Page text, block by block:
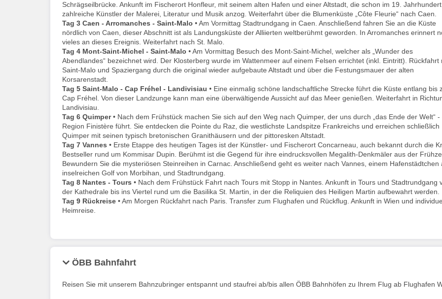
Schrägseilbrücke. Ankunft im Fischerort Honfleur, mit seinem alten Hafen und einer Altstadt, die schon im 19. Jahrhundert
zahlreiche Künstler der Malerei, Literatur und Musik anzog. Weiterfahrt über die Blumenküste „Côte Fleurie“ nach Caen.
Tag 3 Caen - Arromanches - Saint-Malo • Am Vormittag Stadtrundgang in Caen. Anschließend fahren Sie an die Küste
nördlich von Caen, dieser Abschnitt ist als Landungsküste der Alliierten weltberühmt geworden. In Arromanches erinnert
vieles an dieses Ereignis. Weiterfahrt nach St. Malo.
Tag 4 Mont-Saint-Michel - Saint-Malo • Am Vormittag Besuch des Mont-Saint-Michel, welcher als „Wunder des
Abendlandes“ bezeichnet wird. Der Klosterberg wurde im Wattenmeer auf einem Felsen errichtet (inkl. Eintritt). Rückfahrt
Saint-Malo und Spaziergang durch die original wieder aufgebaute Altstadt und über die Festungsmauer der alten
Korsarenstadt.
Tag 5 Saint-Malo - Cap Fréhel - Landivisiau • Eine einmalig schöne landschaftliche Strecke führt die Küste entlang bis
Cap Fréhel. Von dieser Landzunge kann man eine überwältigende Aussicht auf das Meer genießen. Weiterfahrt in
Landivisiau.
Tag 6 Quimper• Nach dem Frühstück machen Sie sich auf den Weg nach Quimper, der uns durch „das Ende der Welt“ -
Region Finistère führt. Sie entdecken die Pointe du Raz, die westlichste Landspitze Frankreichs und erreichen schließlich
Quimper mit seinen typisch bretonischen Granithäusern und der pittoresken Altstadt.
Tag 7 Vannes • Erste Etappe des heutigen Tages ist der Künstler- und Fischerort Concarneau, auch bekannt durch die
Bestseller rund um Kommisar Dupin. Berühmt ist die Gegend für ihre eindrucksvollen Megalith-Denkmäler aus der
Bewundern Sie die mysteriösen Steinreihen in Carnac. Anschließend geht es weiter nach Vannes, einem Hafenstädtchen
inselreichen Golf von Morbihan, und Stadtrundgang.
Tag 8 Nantes - Tours • Nach dem Frühstück Fahrt nach Tours mit Stopp in Nantes. Ankunft in Tours und Stadtrundgang
der Kathedrale bis ins Viertel rund um die Basilika St. Martin, in der die Reliquien des Heiligen Martin aufbewahrt werden.
Tag 9 Rückreise • Am Morgen Rückfahrt nach Paris. Transfer zum Flughafen und Rückflug. Ankunft in Wien und
Heimreise.
ÖBB Bahnfahrt
Reisen Sie mit unserem Bahnzubringer entspannt und staufrei ab/bis allen ÖBB Bahnhöfen zu Ihrem Flug ab Flughafen